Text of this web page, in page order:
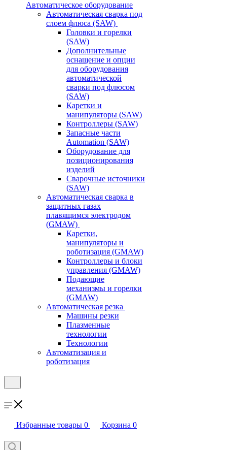
Автоматическое оборудование
Автоматическая сварка под
слоем флюса (SAW)
Головки и горелки
(SAW)
Дополнительные
оснащение и опции
для оборудования
автоматической
сварки под флюсом
(SAW)
Каретки и
манипуляторы (SAW)
Контроллеры (SAW)
Запасные части
Automation (SAW)
Оборудование для
позиционирования
изделий
Сварочные источники
(SAW)
Автоматическая сварка в
защитных газах
плавящимся электродом
(GMAW)
Каретки,
манипуляторы и
роботизация (GMAW)
Контроллеры и блоки
управления (GMAW)
Подающие
механизмы и горелки
(GMAW)
Автоматическая резка
Машины резки
Плазменные
технологии
Технологии
Автоматизация и
роботизация
Избранные товары 0 Корзина 0